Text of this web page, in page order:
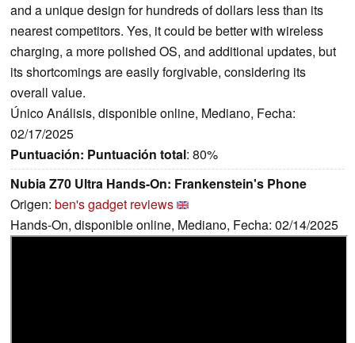
and a unique design for hundreds of dollars less than its
nearest competitors. Yes, it could be better with wireless
charging, a more polished OS, and additional updates, but
its shortcomings are easily forgivable, considering its
overall value.
Único Análisis, disponible online, Mediano, Fecha:
02/17/2025
Puntuación: Puntuación total: 80%
Nubia Z70 Ultra Hands-On: Frankenstein's Phone
Origen: ben's gadget reviews
Hands-On, disponible online, Mediano, Fecha: 02/14/2025